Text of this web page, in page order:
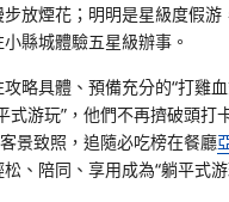
放煙花；明明是星級度假游
縣城體驗五星級辦事。
攻略具體、預備充分的“打雞
式游玩”，他們不再擠破頭打
景致照，追隨必吃榜在餐廳
、陪同、享用成為“躺平式游